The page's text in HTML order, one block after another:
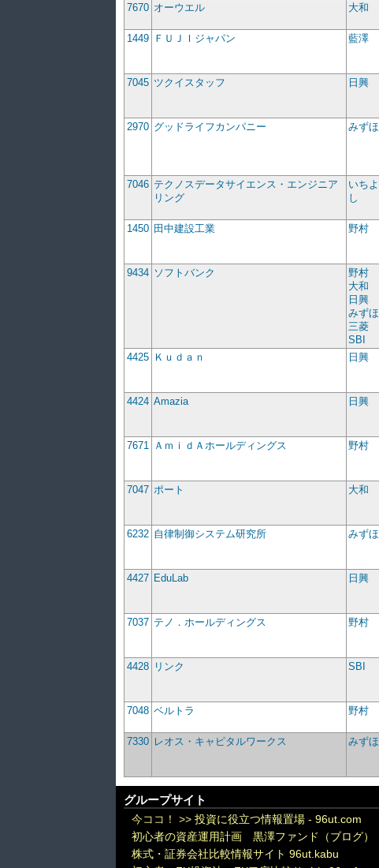
7670 オーウエル 大和
1449 ＦＵＪＩジャパン 藍澤
7045 ツクイスタッフ 日興
2970 グッドライフカンパニー みずほ
7046 テクノスデータサイエンス・エンジニア
リング
いちよ
し
1450 田中建設工業 野村
9434 ソフトバンク
野村
大和
日興
みずほ
三菱
SBI
4425 Ｋｕｄａｎ 日興
4424 Amazia 日興
7671
ＡｍｉｄＡホールディングス 野村
7047 ポート 大和
6232 自律制御システム研究所 みずほ
4427 EduLab 日興
7037 テノ．ホールディングス 野村
4428 リンク SBI
7048 ベルトラ 野村
7330 レオス・キャピタルワークス みずほ
グループサイト
今ココ！ >> 投資に役立つ情報置場 - 96ut.com
初心者の資産運用計画 黒澤ファンド（ブログ）
株式・証券会社比較情報サイト 96ut.kabu